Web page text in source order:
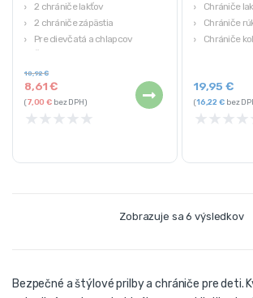
2 chrániče lakťov
2 chrániče zápästia
Pre dievčatá a chlapcov
8,61€
10,92€
(7,00€ bez DPH)
★ ★ ★ ★ ★
Chrániče
Chrániče
Chrániče
19,95€
(16,22€bez
★ ★ ★ ★
Zobrazuje sa 6 výsledkov
Bezpečné a štýlové prilby a chrániče pre deti.